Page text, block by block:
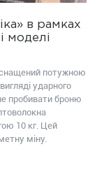
в рамках
моделі
потужною
ударного
пробивати броню
10 кг. Цей
міну.